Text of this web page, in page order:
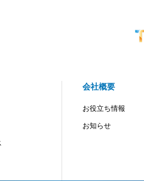
会社概要
お役立ち情報
お知らせ